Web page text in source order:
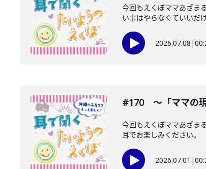
今回もえくぼママあざま
い事はやらなくていい
2026.07.08 |
#170 〜「ママの現
今回もえくぼママあざま
耳でお楽しみください。
2026.07.01 |